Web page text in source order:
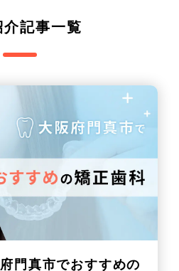
記事一覧
門真市でおすすめの